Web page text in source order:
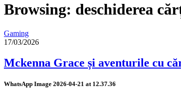
Browsing: deschiderea
Gaming
17/03/2026
Mckenna Grace și aventurile cu
WhatsApp Image 2026-04-21 at 12.37.36